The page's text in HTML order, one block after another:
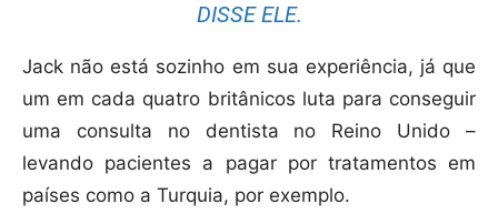
DISSE ELE.
Jack não está sozinho em sua experiência, já que
um em cada quatro britânicos luta para conseguir
uma consulta no dentista no Reino Unido –
levando pacientes a pagar por tratamentos em
países como a Turquia, por exemplo.